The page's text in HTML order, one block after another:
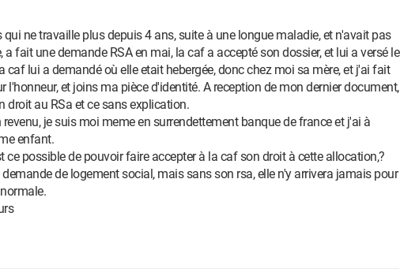
ne travaille plus depuis 4 ans, suite à une longue maladie, et n'avait pas
fait une demande RSA en mai, la caf a accepté son dossier, et lui a versé le
caf lui a demandé où elle etait hebergée, donc chez moi sa mère, et j'ai fait
l'honneur, et joins ma pièce d'identité. A reception de mon dernier document,
droit au RSa et ce sans explication.
je suis moi meme en surrendettement banque de france et j'ai à
enfant.
ce possible de pouvoir faire accepter à la caf son droit à cette allocation,?
de logement social, mais sans son rsa, elle n'y arrivera jamais pour